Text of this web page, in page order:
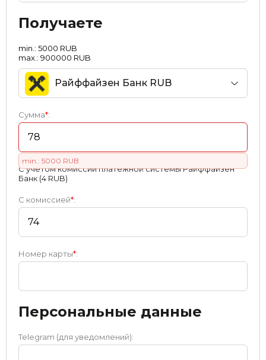
Получаете
min.: 5000 RUB
max.: 900000 RUB
Райффайзен Банк RUB
Сумма*:
min.: 5000 RUB
С учетом комиссии платежной системы Райффайзен
Банк (4 RUB)
С комиссией*:
Номер карты*:
Персональные данные
Telegram (для уведомлений):